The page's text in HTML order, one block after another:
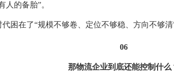
人的备胎”。
困在了“规模不够卷、定位不够稳、方向不够清
06
那物流企业到底还能控制什么